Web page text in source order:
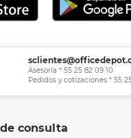
Asesoría * 55 25 82 09 10
Pedidos y cotizaciones * 55
consulta